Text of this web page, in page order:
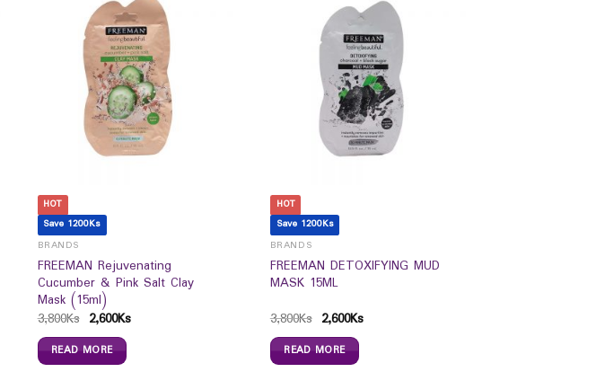
HOT
Save 1200Ks
BRANDS
FREEMAN Rejuvenating
Cucumber & Pink Salt Clay
Mask (15ml)
3,800Ks 2,600Ks
READ MORE
HOT
Save 1200Ks
BRANDS
FREEMAN DETOXIFYING MUD
MASK 15ML
3,800Ks 2,600Ks
READ MORE